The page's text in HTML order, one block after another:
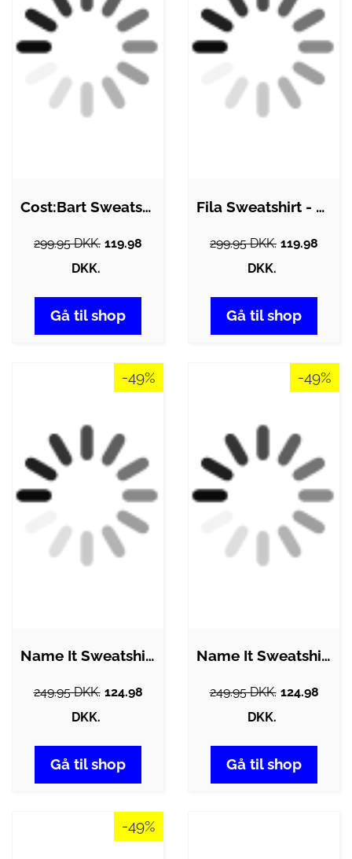
Cost:Bart Sweatshirt - CBPigalle -…
299.95 DKK. 119.98
DKK.
Gå til shop
Fila Sweatshirt - Liam Crew - Sort
299.95 DKK. 119.98
DKK.
Gå til shop
-49%
Name It Sweatshirt - NkfOldet - Sort
249.95 DKK. 124.98
DKK.
Gå til shop
-49%
Name It Sweatshirt - NkfJabs Justin…
249.95 DKK. 124.98
DKK.
Gå til shop
-49%